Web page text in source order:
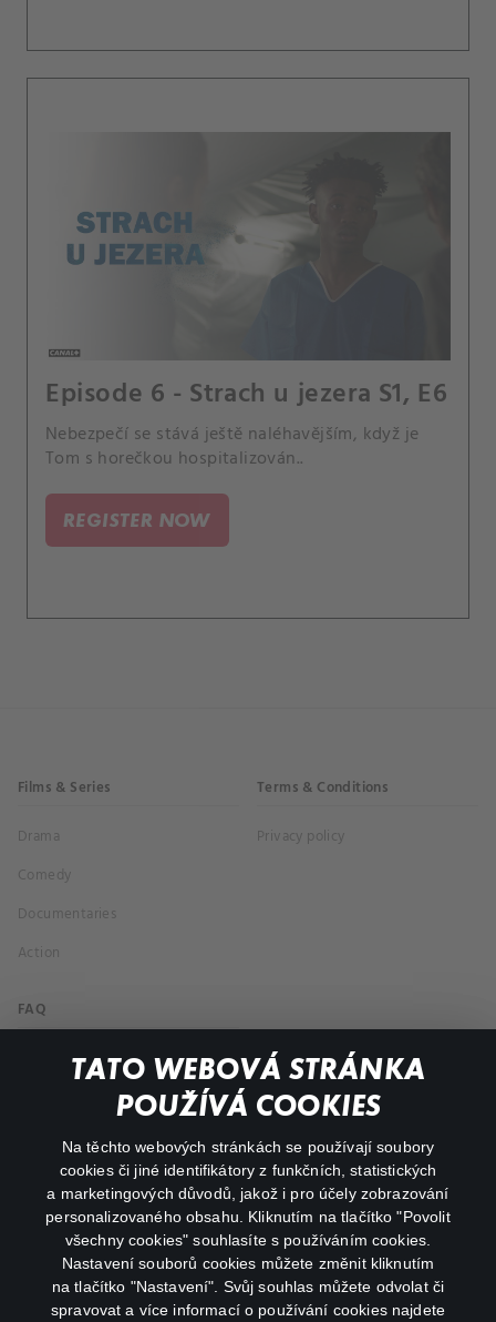
TATO WEBOVÁ STRÁNKA
POUŽÍVÁ COOKIES
Na těchto webových stránkách se používají soubory
cookies či jiné identifikátory z funkčních, statistických
a marketingových důvodů, jakož i pro účely zobrazování
personalizovaného obsahu. Kliknutím na tlačítko "Povolit
všechny cookies" souhlasíte s používáním cookies.
Nastavení souborů cookies můžete změnit kliknutím
na tlačítko "Nastavení". Svůj souhlas můžete odvolat či
spravovat a více informací o používání cookies najdete
Episode 6 - Strach u jezera S1, E6
Nebezpečí se stává ještě naléhavějším, když je
Tom s horečkou hospitalizován..
REGISTER NOW
Films & Series
Drama
Comedy
Documentaries
Action
Terms & Conditions
Privacy policy
FAQ
My profile
facebookinstagram
youtube